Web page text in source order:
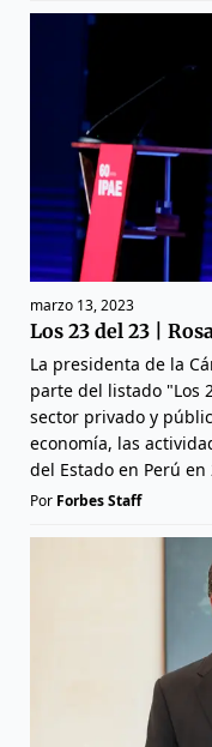
marzo 13, 2023
Los 23 del 23 |
La presidenta de la
parte del listado "Los
sector privado y
economía, las
del Estado en Perú en
Por Forbes Staff